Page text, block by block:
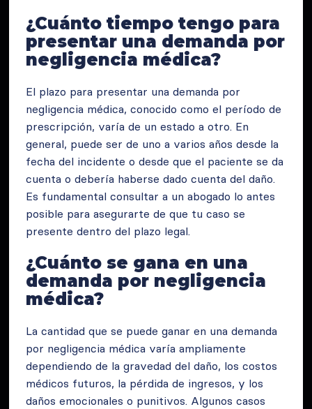
¿Cuánto tiempo tengo para
presentar una demanda por
negligencia médica?
El plazo para presentar una demanda por
negligencia médica, conocido como el período de
prescripción, varía de un estado a otro. En
general, puede ser de uno a varios años desde la
fecha del incidente o desde que el paciente se da
cuenta o debería haberse dado cuenta del daño.
Es fundamental consultar a un abogado lo antes
posible para asegurarte de que tu caso se
presente dentro del plazo legal.
¿Cuánto se gana en una
demanda por negligencia
médica?
La cantidad que se puede ganar en una demanda
por negligencia médica varía ampliamente
dependiendo de la gravedad del daño, los costos
médicos futuros, la pérdida de ingresos, y los
daños emocionales o punitivos. Algunos casos